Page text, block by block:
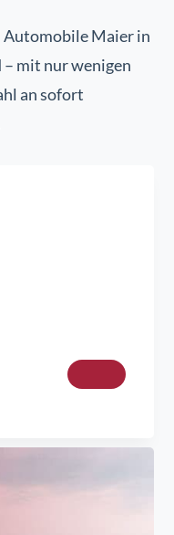
Automobile Maier in
mit nur wenigen
an sofort